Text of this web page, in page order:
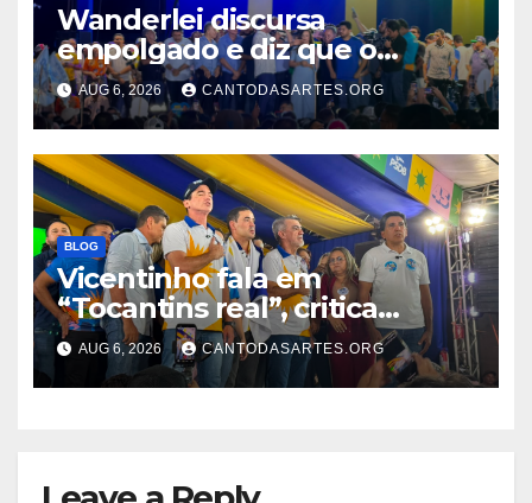
Wanderlei discursa
empolgado e diz que o
palanque de Dorinha é o da
união: “Vamos ter uma
grande vitória”
AUG 6, 2026 CANTODASARTES.ORG
BLOG
Vicentinho fala em
“Tocantins real”, critica
política de gabinete e diz que
quer governar “a quatro
mãos” com o povo
AUG 6, 2026 CANTODASARTES.ORG